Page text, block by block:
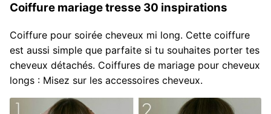
Coiffure mariage tresse 30 inspirations
Coiffure pour soirée cheveux mi long. Cette coiffure
est aussi simple que parfaite si tu souhaites porter tes
cheveux détachés. Coiffures de mariage pour cheveux
longs : Misez sur les accessoires cheveux.